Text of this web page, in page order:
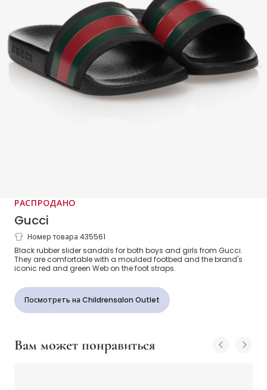
РАСПРОДАНО
Gucci
Черные резиновые шлепанцы с
фирменной полосой
Номер товара 435561
Black rubber slider sandals for both boys and girls from Gucci.
They are comfortable with a moulded footbed and the brand's
iconic red and green Web on the foot straps.
Посмотреть на Childrensalon Outlet
Вам может понравиться